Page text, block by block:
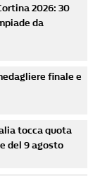
2026: 30
da
finale e
tocca quota
del 9 agosto